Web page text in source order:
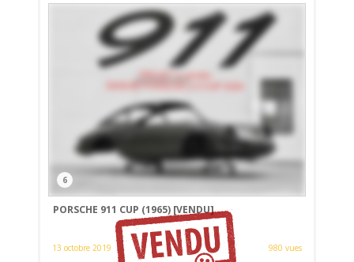
6
PORSCHE 911 CUP (1965) [VENDU]
13 octobre 2019 980 vues